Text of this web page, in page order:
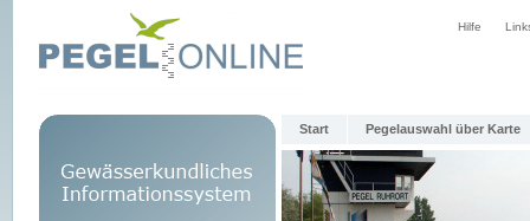
Hilfe
Start Pegelauswahl über Karte